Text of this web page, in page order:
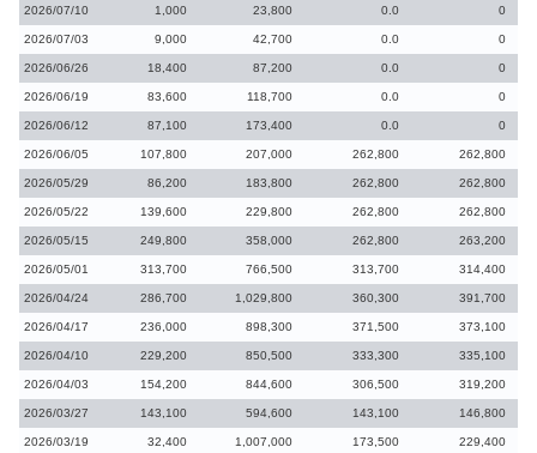
2026/07/10 1,000 23,800 0.0 0
2026/07/03 9,000 42,700 0.0 0
2026/06/26 18,400 87,200 0.0 0
2026/06/19 83,600 118,700 0.0 0
2026/06/12 87,100 173,400 0.0 0
2026/06/05 107,800 207,000 262,800 262,800
2026/05/29 86,200 183,800 262,800 262,800
2026/05/22 139,600 229,800 262,800 262,800
2026/05/15 249,800 358,000 262,800 263,200
2026/05/01 313,700 766,500 313,700 314,400
2026/04/24 286,700 1,029,800 360,300 391,700
2026/04/17 236,000 898,300 371,500 373,100
2026/04/10 229,200 850,500 333,300 335,100
2026/04/03 154,200 844,600 306,500 319,200
2026/03/27 143,100 594,600 143,100 146,800
2026/03/19 32,400 1,007,000 173,500 229,400